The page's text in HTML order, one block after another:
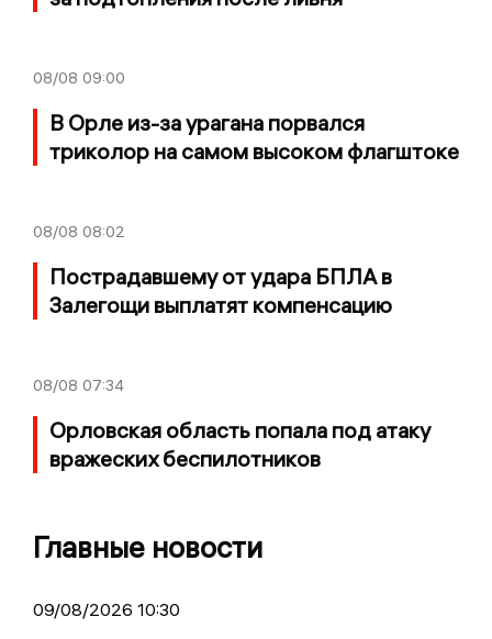
08/08 09:00
В Орле из-за урагана порвался
триколор на самом высоком флагштоке
08/08 08:02
Пострадавшему от удара БПЛА в
Залегощи выплатят компенсацию
08/08 07:34
Орловская область попала под атаку
вражеских беспилотников
Главные новости
09/08/2026 10:30